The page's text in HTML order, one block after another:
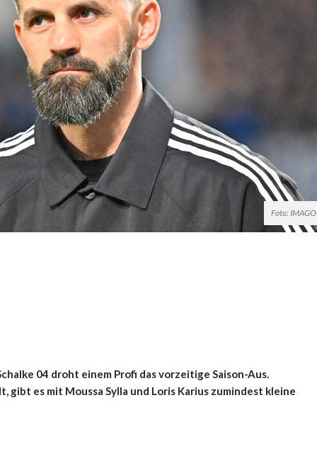
Foto: IMAGO
04 droht einem Profi das vorzeitige Saison-Aus.
es mit Moussa Sylla und Loris Karius zumindest kleine